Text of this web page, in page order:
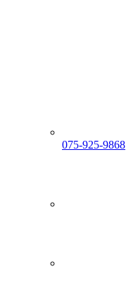
075-925-9868